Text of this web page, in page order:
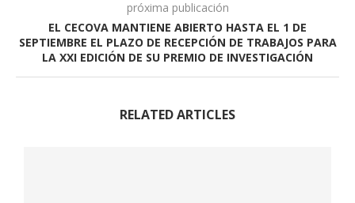
próxima publicación
EL CECOVA MANTIENE ABIERTO HASTA EL 1 DE
SEPTIEMBRE EL PLAZO DE RECEPCIÓN DE TRABAJOS PARA
LA XXI EDICIÓN DE SU PREMIO DE INVESTIGACIÓN
RELATED ARTICLES